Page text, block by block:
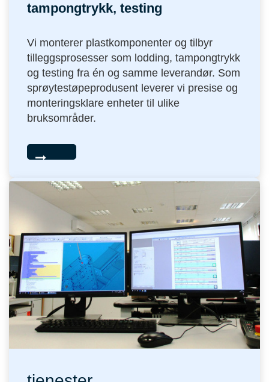
tampongtrykk, testing
Vi monterer plastkomponenter og tilbyr
tilleggsprosesser som lodding, tampongtrykk
og testing fra én og samme leverandør. Som
sprøytestøpeprodusent leverer vi presise og
monteringsklare enheter til ulike
bruksområder.